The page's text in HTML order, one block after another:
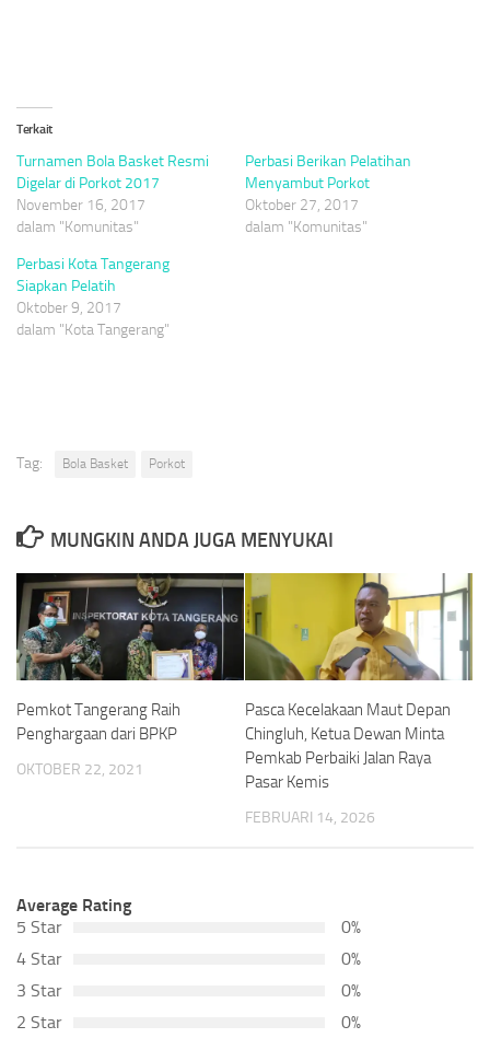
Terkait
Turnamen Bola Basket Resmi
Digelar di Porkot 2017
November 16, 2017
dalam "Komunitas"
Perbasi Berikan Pelatihan
Menyambut Porkot
Oktober 27, 2017
dalam "Komunitas"
Perbasi Kota Tangerang
Siapkan Pelatih
Oktober 9, 2017
dalam "Kota Tangerang"
Tag: Bola Basket Porkot
MUNGKIN ANDA JUGA MENYUKAI
Pemkot Tangerang Raih
Penghargaan dari BPKP
OKTOBER 22, 2021
Pasca Kecelakaan Maut Depan
Chingluh, Ketua Dewan Minta
Pemkab Perbaiki Jalan Raya
Pasar Kemis
FEBRUARI 14, 2026
Average Rating
5 Star
0%
4 Star
0%
3 Star
0%
2 Star
0%